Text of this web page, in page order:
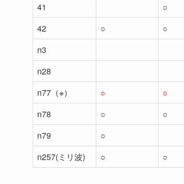
41
○
42
○ ○
n3
n28
n77（※）
○ ○
n78
○ ○
n79
○
n257(ミリ波)
○ ○